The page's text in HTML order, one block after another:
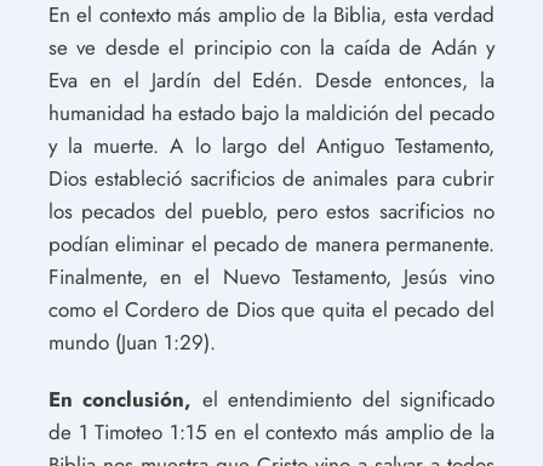
En el contexto más amplio de la Biblia, esta verdad
se ve desde el principio con la caída de Adán y
Eva en el Jardín del Edén. Desde entonces, la
humanidad ha estado bajo la maldición del pecado
y la muerte. A lo largo del Antiguo Testamento,
Dios estableció sacrificios de animales para cubrir
los pecados del pueblo, pero estos sacrificios no
podían eliminar el pecado de manera permanente.
Finalmente, en el Nuevo Testamento, Jesús vino
como el Cordero de Dios que quita el pecado del
mundo (Juan 1:29).
En conclusión, el entendimiento del significado
de 1 Timoteo 1:15 en el contexto más amplio de la